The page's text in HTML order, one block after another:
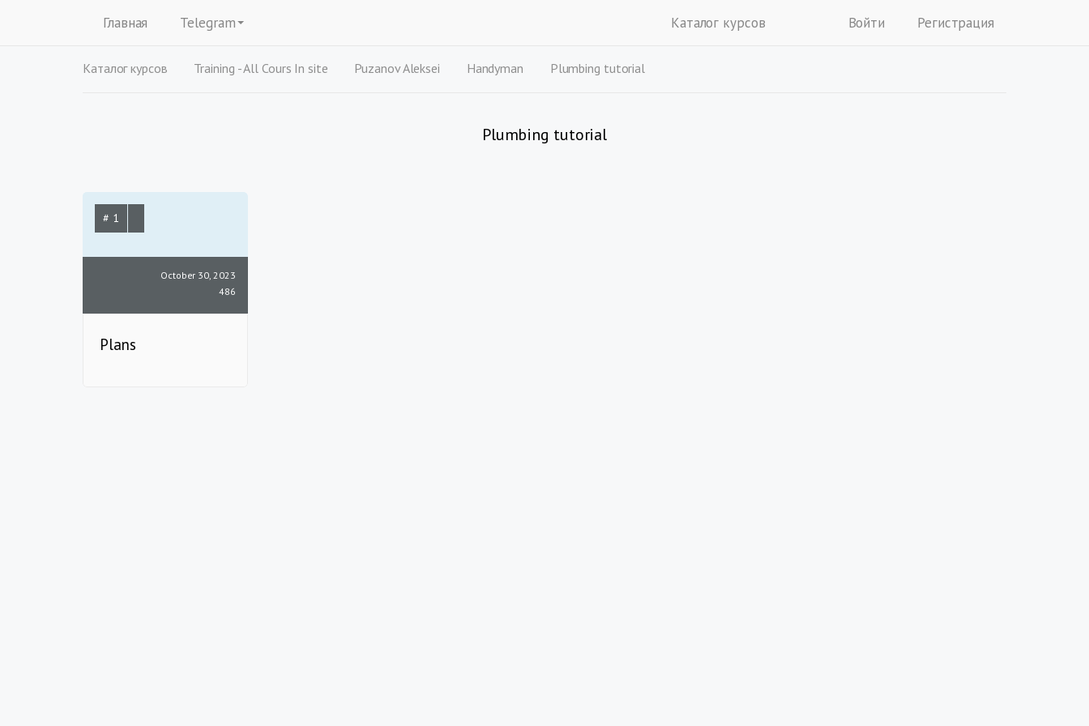
Главная Telegram Каталог курсов Войти Регистрация
Каталог курсов Training - All Cours In site Puzanov Aleksei Handyman Plumbing tutorial
Plumbing tutorial
# 1
October 30, 2023
486
Plans